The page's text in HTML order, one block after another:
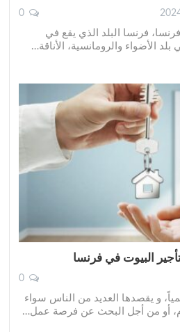
فرنسا البلد الذي يقع في
الأضواء والرومانسية، الأناقة…
البيوت في فرنسا
و يقصدها العديد من الناس سواء
أو من أجل البحث عن فرصة عمل…